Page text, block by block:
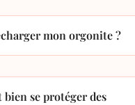
mon orgonite ?
bien se protéger des